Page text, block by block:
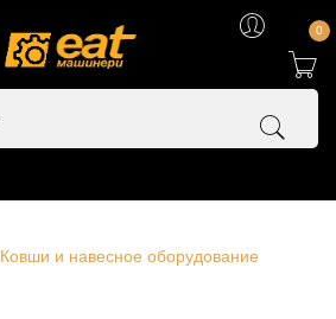
0
Ковши и навесное оборудование